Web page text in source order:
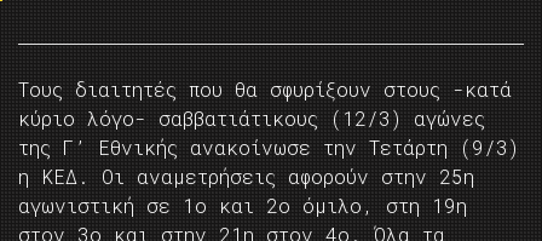
Τους διαιτητές που θα σφυρίξουν στους -κατά
κύριο λόγο- σαββατιάτικους (12/3) αγώνες
της Γ’ Εθνικής ανακοίνωσε την Τετάρτη (9/3)
η ΚΕΔ. Οι αναμετρήσεις αφορούν στην 25η
αγωνιστική σε 1ο και 2ο όμιλο, στη 19η
στον 3ο και στην 21η στον 4ο. Όλα τα